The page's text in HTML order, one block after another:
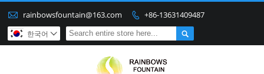
 rainbowsfountain@163.com  +86-13631409487

한국어 